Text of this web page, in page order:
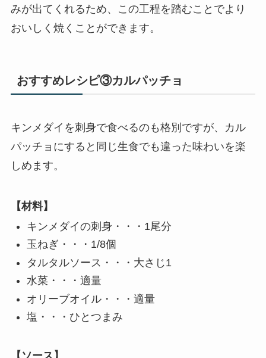
みが出てくれるため、この工程を踏むことでより
おいしく焼くことができます。
おすすめレシピ③カルパッチョ
キンメダイを刺身で食べるのも格別ですが、カル
パッチョにすると同じ生食でも違った味わいを楽
しめます。
【材料】
キンメダイの刺身・・・1尾分
玉ねぎ・・・1/8個
タルタルソース・・・大さじ1
水菜・・・適量
オリーブオイル・・・適量
塩・・・ひとつまみ
【ソース】